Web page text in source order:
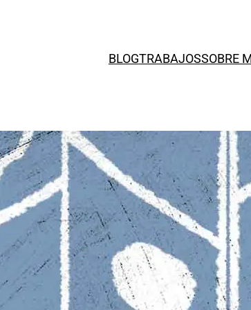
BLOGTRABAJOSSOBRE